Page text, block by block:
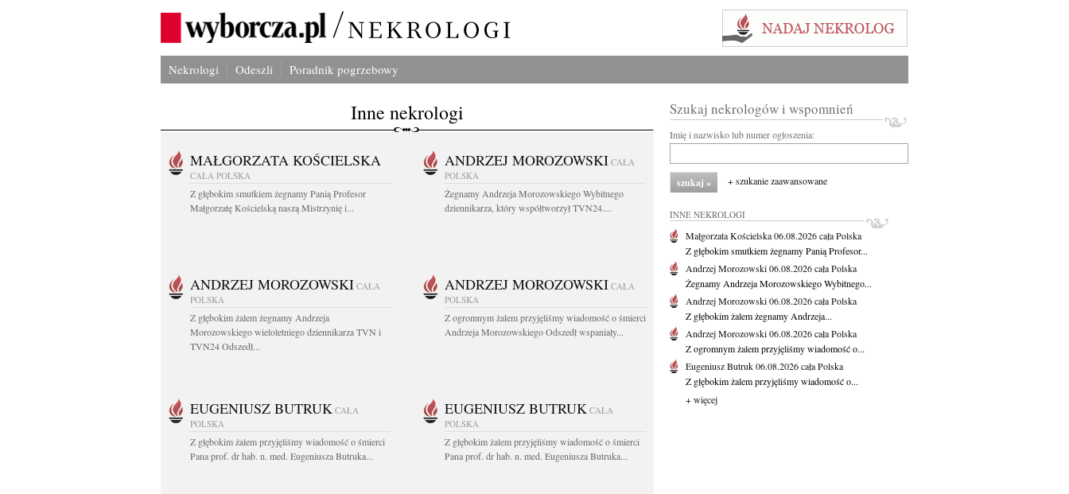
Nekrologi Odeszli Poradnik pogrzebowy
Inne nekrologi
MAŁGORZATA KOŚCIELSKA
CAŁA POLSKA
Z głębokim smutkiem żegnamy Panią Profesor
Małgorzatę Kościelską naszą Mistrzynię i...
ANDRZEJ MOROZOWSKI CAŁA
POLSKA
Żegnamy Andrzeja Morozowskiego Wybitnego
dziennikarza, który współtworzył TVN24....
ANDRZEJ MOROZOWSKI CAŁA
POLSKA
Z głębokim żalem żegnamy Andrzeja
Morozowskiego wieloletniego dziennikarza TVN i
TVN24 Odszedł...
ANDRZEJ MOROZOWSKI CAŁA
POLSKA
Z ogromnym żalem przyjęliśmy wiadomość o śmierci
Andrzeja Morozowskiego Odszedł wspaniały...
EUGENIUSZ BUTRUK CAŁA
POLSKA
Z głębokim żalem przyjęliśmy wiadomość o śmierci
Pana prof. dr hab. n. med. Eugeniusza Butruka...
EUGENIUSZ BUTRUK CAŁA
POLSKA
Z głębokim żalem przyjęliśmy wiadomość o śmierci
Pana prof. dr hab. n. med. Eugeniusza Butruka...
Szukaj nekrologów i wspomnień
Imię i nazwisko lub numer ogłoszenia:
+ szukanie zaawansowane
INNE NEKROLOGI
Małgorzata Kościelska06.08.2026cała Polska
Z głębokim smutkiem żegnamy Panią Profesor...
Andrzej Morozowski06.08.2026cała Polska
Żegnamy Andrzeja Morozowskiego Wybitnego...
Andrzej Morozowski06.08.2026cała Polska
Z głębokim żalem żegnamy Andrzeja...
Andrzej Morozowski06.08.2026cała Polska
Z ogromnym żalem przyjęliśmy wiadomość o...
Eugeniusz Butruk06.08.2026cała Polska
Z głębokim żalem przyjęliśmy wiadomość o...
+ więcej